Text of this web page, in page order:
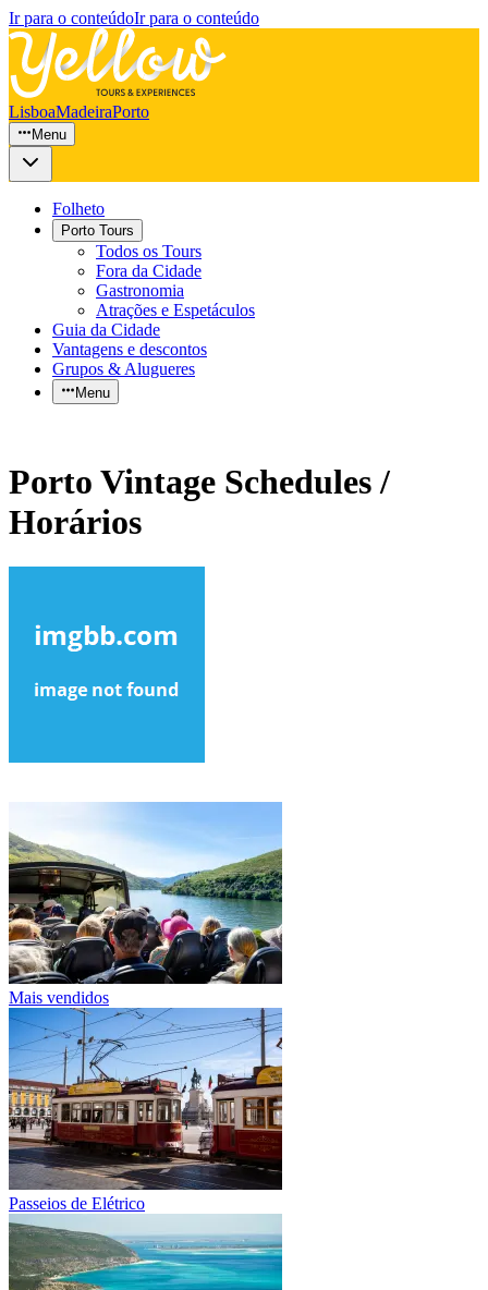
Ir para o conteúdoIr para o conteúdo
LisboaMadeiraPorto
Menu
Folheto
Porto Tours
Todos os Tours
Fora da Cidade
Gastronomia
Atrações e Espetáculos
Guia da Cidade
Vantagens e descontos
Grupos & Alugueres
Menu
Porto Vintage Schedules /
Horários
Mais vendidos
Passeios de Elétrico